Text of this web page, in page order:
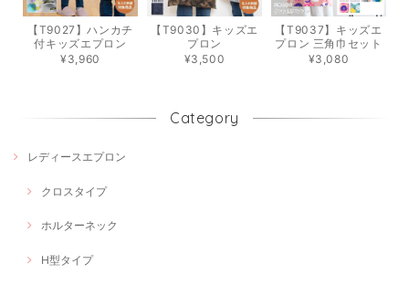
【T9027】ハンカチ
付キッズエプロン
¥3,960
【T9030】キッズエ
プロン
¥3,500
【T9037】キッズエ
プロン 三角巾セット
¥3,080
Category
レディースエプロン
クロスタイプ
ホルターネック
H型タイプ